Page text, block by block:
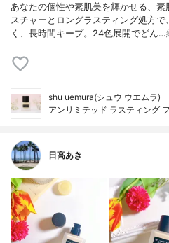
あなたの個性や素肌美を輝かせる、
スチャーとロングラスティング処方
く、長時間キープ。24色展開でどん…
shu uemura(シュウ ウエムラ)
アンリミテッド ラスティング
日高あき